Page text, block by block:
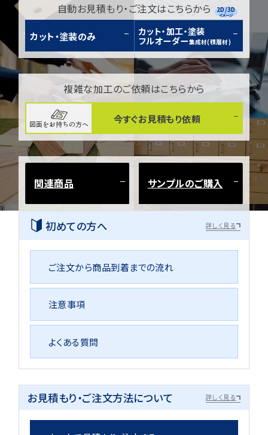
自動お見積もり・ご注文はこちらから
カット・塗装のみ
カット・加工・塗装
フルオーダー集成材(積層材)
2D/3D
イメージ
複雑な加工のご依頼はこちらから
図面をお持ちの方へ 今すぐお見積もり依頼
関連商品 サンプルのご購入
初めての方へ 詳しく見る
ご注文から商品到着までの流れ
注意事項
よくある質問
お見積もり・ご注文方法について 詳しく見る